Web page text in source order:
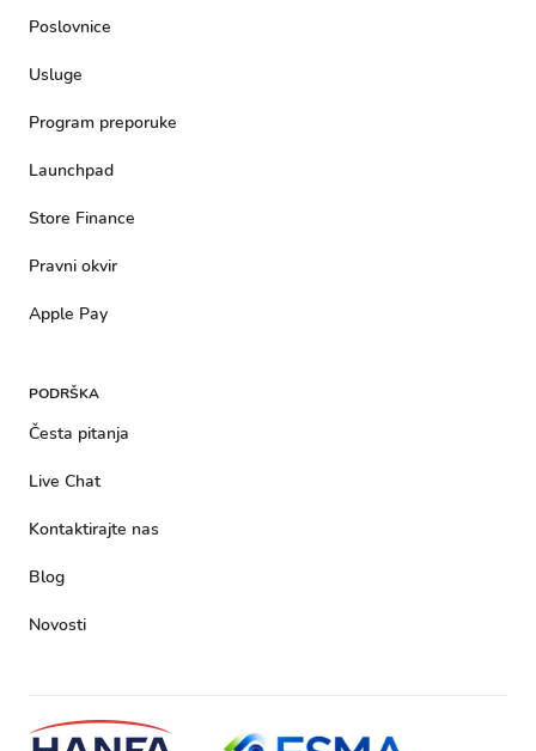
Poslovnice
Usluge
Program preporuke
Launchpad
Store Finance
Pravni okvir
Apple Pay
PODRŠKA
Česta pitanja
Live Chat
Kontaktirajte nas
Blog
Novosti